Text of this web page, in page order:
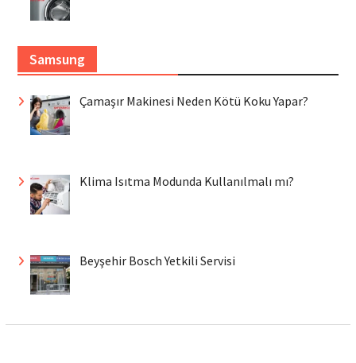
Samsung
Çamaşır Makinesi Neden Kötü Koku Yapar?
Klima Isıtma Modunda Kullanılmalı mı?
Beyşehir Bosch Yetkili Servisi